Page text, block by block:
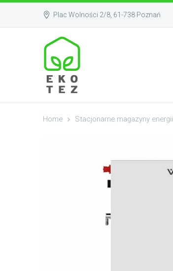
Plac Wolności 2/8, 61-738 Poznań
Home Stacjonarne magazyny energii